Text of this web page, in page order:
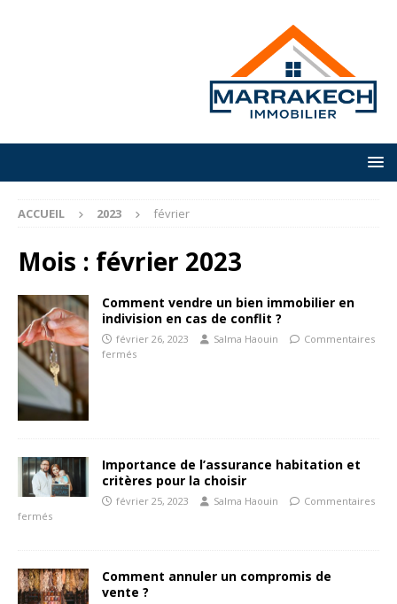
ACCUEIL 2023 février
Mois : février 2023
Comment vendre un bien immobilier en
indivision en cas de conflit ?
février 26, 2023 Salma Haouin
Commentaires
fermés
Importance de l’assurance habitation et
critères pour la choisir
février 25, 2023 Salma Haouin
Commentaires
fermés
Comment annuler un compromis de
vente ?